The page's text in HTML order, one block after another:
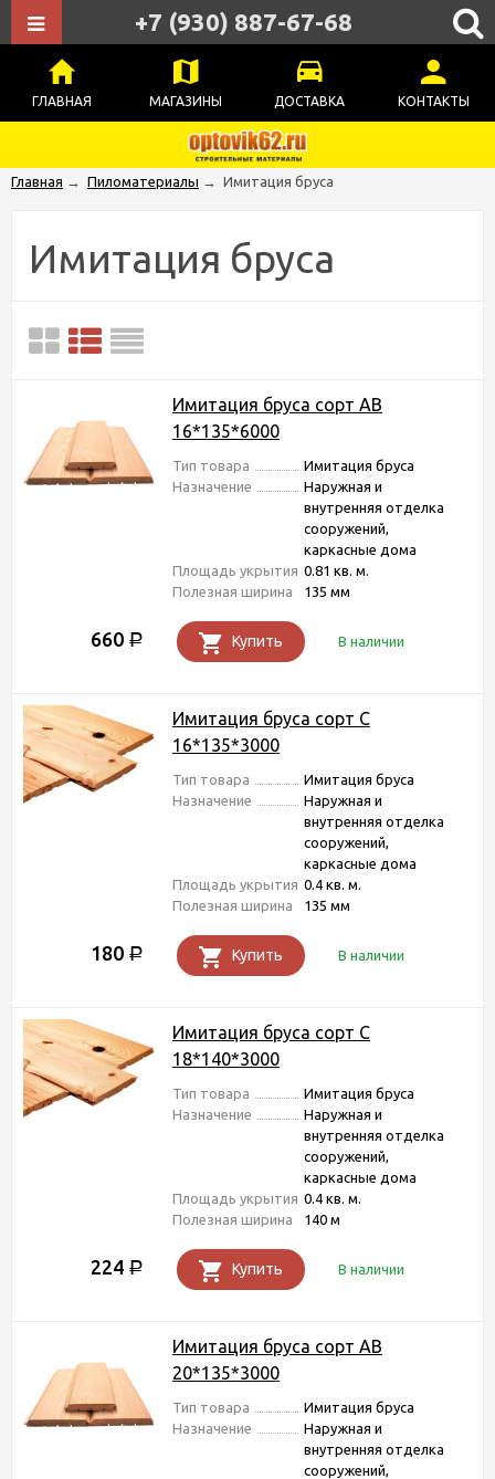
ГЛАВНАЯ МАГАЗИНЫ ДОСТАВКА КОНТАКТЫ
+7 (930) 887-67-68
Главная → Пиломатериалы → Имитация бруса
Имитация бруса
Имитация бруса сорт АВ
16*135*6000
Тип товара
Имитация бруса
Назначение
Наружная и
внутренняя отделка
сооружений,
каркасные дома
Площадь укрытия 0.81 кв. м.
Полезная ширина
135 мм
660 Р Купить В наличии
Имитация бруса сорт С
16*135*3000
Тип товара
Имитация бруса
Назначение
Наружная и
внутренняя отделка
сооружений,
каркасные дома
Площадь укрытия 0.4 кв. м.
Полезная ширина
135 мм
180 Р Купить В наличии
Имитация бруса сорт С
18*140*3000
Тип товара
Имитация бруса
Назначение
Наружная и
внутренняя отделка
сооружений,
каркасные дома
Площадь укрытия 0.4 кв. м.
Полезная ширина
140 м
224 Р Купить В наличии
Имитация бруса сорт АВ
20*135*3000
Тип товара
Имитация бруса
Назначение
Наружная и
внутренняя отделка
сооружений,